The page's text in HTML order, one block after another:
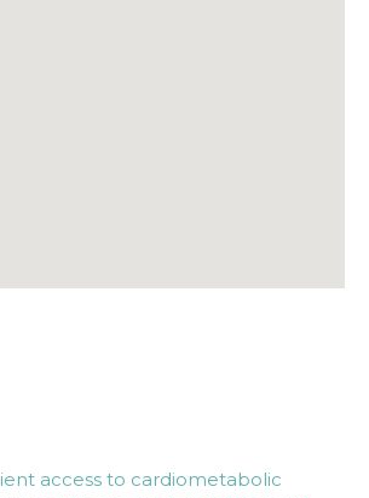
access to cardiometabolic